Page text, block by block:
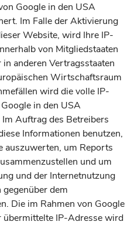
Google in den USA
Im Falle der Aktivierung
Website, wird Ihre IP-
von Mitgliedstaaten
anderen Vertragsstaaten
Wirtschaftsraum
wird die volle IP-
in den USA
Auftrag des Betreibers
Informationen benutzen,
auszuwerten, um Reports
und um
und der Internetnutzung
dem
Die im Rahmen von Google
IP-Adresse wird